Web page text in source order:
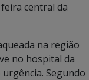
central da
na região
no hospital da
Segundo